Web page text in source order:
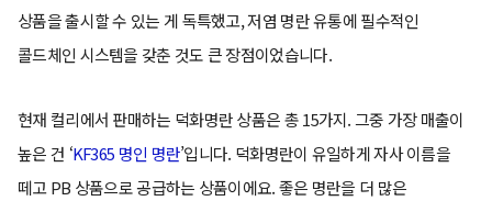
상품을 출시할 수 있는 게 독특했고, 저염 명란 유통에 필수적인
콜드체인 시스템을 갖춘 것도 큰 장점이었습니다.
현재 컬리에서 판매하는 덕화명란 상품은 총 15가지. 그중 가장 매출이
높은 건 ‘KF365 명인 명란’입니다. 덕화명란이 유일하게 자사 이름을
떼고 PB 상품으로 공급하는 상품이에요. 좋은 명란을 더 많은